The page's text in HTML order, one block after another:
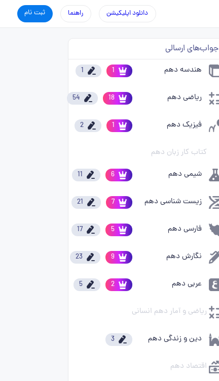
ثبت نام راهنما دانلود اپلیکیشن
جواب‌های ارسالی
هندسه دهم 1
1
ریاضی دهم 18
54
فیزیک دهم 1
2
کتاب کار زبان دهم
شیمی دهم
6
11
زیست شناسی دهم 7
21
فارسی دهم 5
17
نگارش دهم 9
23
عربی دهم 2
5
ریاضی و آمار دهم انسانی
دین و زندگی دهم 3
اقتصاد دهم